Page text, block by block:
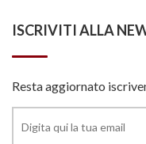
ISCRIVITI ALLA
Resta aggiornato